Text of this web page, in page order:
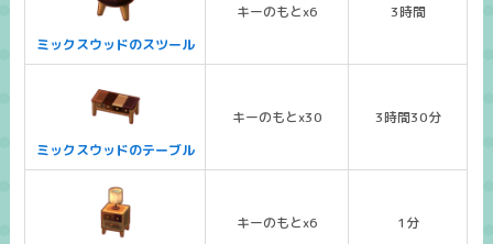
ミックスウッドのスツール
キーのもとx6 3時間
ミックスウッドのテーブル
キーのもとx30 3時間30分
キーのもとx6 1分